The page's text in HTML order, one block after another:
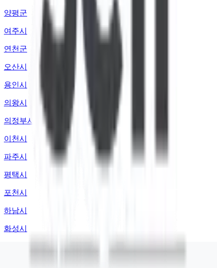
양평군
여주시
연천군
오산시
용인시
의왕시
의정부시
이천시
파주시
평택시
포천시
하남시
화성시